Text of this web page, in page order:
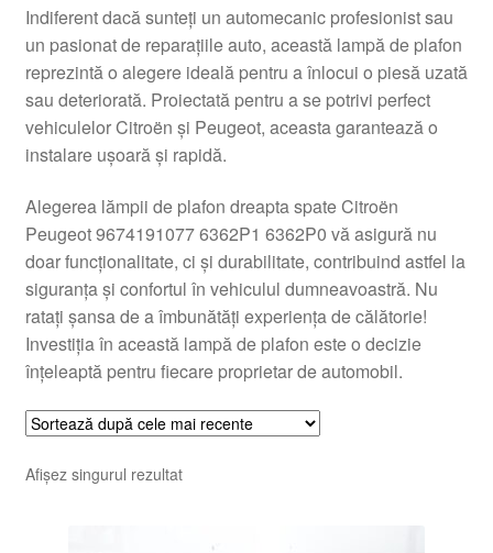
Plângere
Plățile
Politică de confidențialitate
Procedura de reclamație
Termeni si conditii
Indiferent dacă sunteți un automecanic profesionist sau
un pasionat de reparațiile auto, această lampă de plafon
reprezintă o alegere ideală pentru a înlocui o piesă uzată
sau deteriorată. Proiectată pentru a se potrivi perfect
vehiculelor Citroën și Peugeot, aceasta garantează o
instalare ușoară și rapidă.
Alegerea lămpii de plafon dreapta spate Citroën
Peugeot 9674191077 6362P1 6362P0 vă asigură nu
doar funcționalitate, ci și durabilitate, contribuind astfel la
siguranța și confortul în vehiculul dumneavoastră. Nu
ratați șansa de a îmbunătăți experiența de călătorie!
Investiția în această lampă de plafon este o decizie
înțeleaptă pentru fiecare proprietar de automobil.
Afișez singurul rezultat